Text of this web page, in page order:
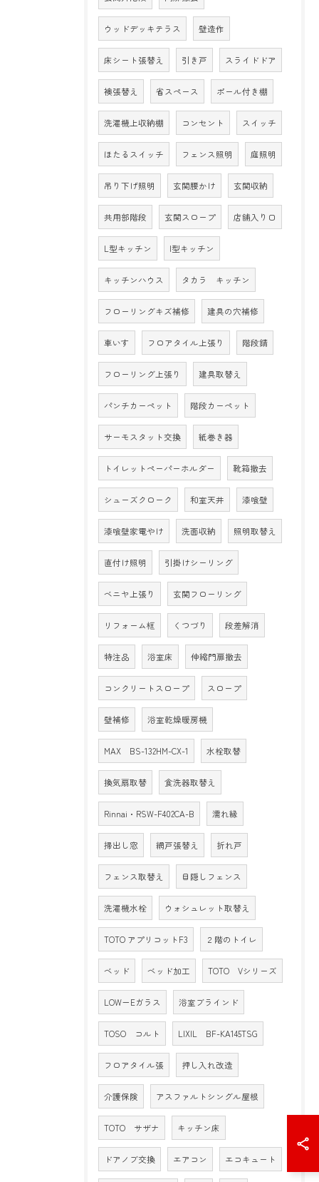
ウッドデッキテラス 壁造作
床シート張替え 引き戸 スライドドア
襖張替え 省スペース ポール付き棚
洗濯機上収納棚 コンセント スイッチ
ほたるスイッチ フェンス照明 庭照明
吊り下げ照明 玄関腰かけ 玄関収納
共用部階段 玄関スロープ 店舗入り口
L型キッチン I型キッチン
キッチンハウス タカラ キッチン
フローリングキズ補修 建具の穴補修
車いす フロアタイル上張り 階段錆
フローリング上張り 建具取替え
パンチカーペット 階段カーペット
サーモスタット交換 紙巻き器
トイレットペーパーホルダー 靴箱撤去
シューズクローク 和室天井 漆喰壁
漆喰壁家電やけ 洗面収納 照明取替え
直付け照明 引掛けシーリング
ベニヤ上張り 玄関フローリング
リフォーム框 くつづり 段差解消
特注品 浴室床 伸縮門扉撤去
コンクリートスロープ スロープ
壁補修 浴室乾燥暖房機
MAX BS-132HM-CX-1 水栓取替
換気扇取替 食洗器取替え
Rinnai・RSW-F402CA-B 濡れ縁
掃出し窓 網戸張替え 折れ戸
フェンス取替え 目隠しフェンス
洗濯機水栓 ウォシュレット取替え
TOTO アプリコットF3 ２階のトイレ
ベッド ベッド加工 TOTO Vシリーズ
LOW－Eガラス 浴室ブラインド
TOSO コルト LIXIL BF-KA145TSG
フロアタイル張 押し入れ改造
介護保険 アスファルトシングル屋根
TOTO サザナ キッチン床
ドアノブ交換 エアコン エコキュート